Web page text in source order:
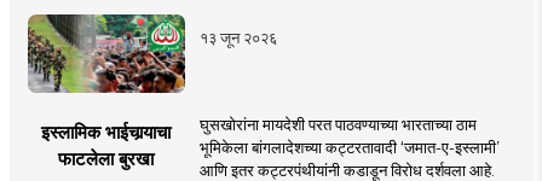
१३ जून २०२६
इस्लामिक भाईचार्‍याचा
फाटलेला बुरखा
घुसखोरांना मायदेशी परत पाठवण्याच्या भारताच्या ठाम
भूमिकेला बांगलादेशच्या कट्टरतावादी ‘जमात-ए-इस्लामी’
आणि इतर कट्टरपंथीयांनी कडाडून विरोध दर्शवला आहे.